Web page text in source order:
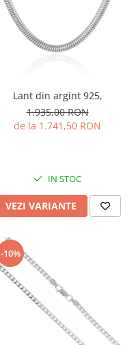
Lant din argint 925,
1.935,00 RON
de la 1.741,50 RON
IN STOC
VEZI VARIANTE
-10%